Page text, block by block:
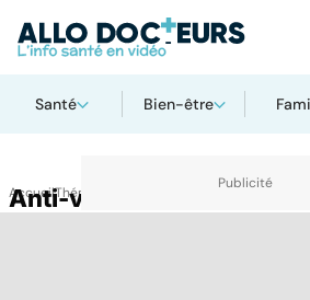
Santé Bien-être
AccueilThématiques
Anti-vitamine K